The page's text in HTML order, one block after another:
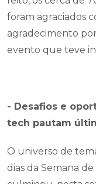
foram agraciados
agradecimento
evento que teve
- Desafios e
tech pautam
O universo de
dias da Semana